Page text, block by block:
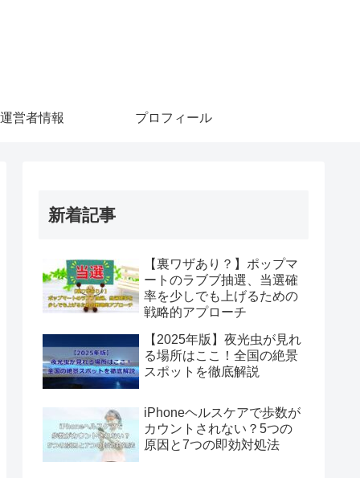
運営者情報 プロフィール
新着記事
【裏ワザあり？】ポップマ
ートのラブブ抽選、当選確
率を少しでも上げるための
戦略的アプローチ
【2025年版】夜光虫が見れ
る場所はここ！全国の絶景
スポットを徹底解説
iPhoneヘルスケアで歩数が
カウントされない？5つの
原因と7つの即効対処法